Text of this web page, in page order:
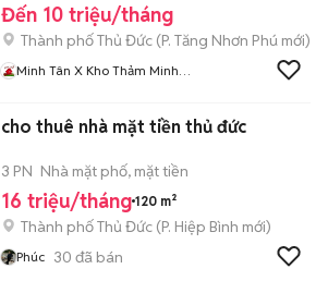
Đến 10 triệu/tháng
Thành phố Thủ Đức (P. Tăng Nhơn Phú mới)
Minh Tân X Kho Thảm Minh
cho thuê nhà mặt tiền thủ đức
3 PN Nhà mặt phố, mặt tiền
16 triệu/tháng 120 m²
Thành phố Thủ Đức (P. Hiệp Bình mới)
Phúc 30 đã bán